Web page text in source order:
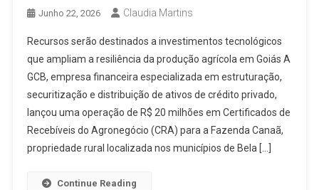
Junho 22, 2026 Claudia Martins
Recursos serão destinados a investimentos tecnológicos
que ampliam a resiliência da produção agrícola em Goiás A
GCB, empresa financeira especializada em estruturação,
securitização e distribuição de ativos de crédito privado,
lançou uma operação de R$ 20 milhões em Certificados de
Recebíveis do Agronegócio (CRA) para a Fazenda Canaã,
propriedade rural localizada nos municípios de Bela […]
Continue Reading